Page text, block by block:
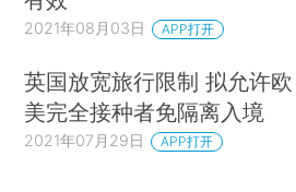
2021年08月03日 APP打开
英国放宽旅行限制 拟允许欧
美完全接种者免隔离入境
2021年07月29日 APP打开